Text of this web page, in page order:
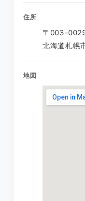
住所
〒003-
北海道札幌
地図